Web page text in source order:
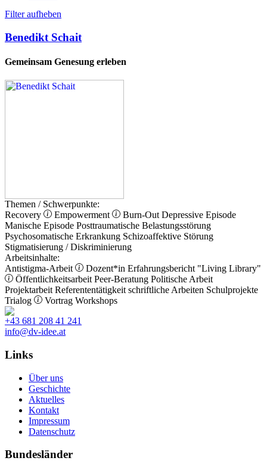
Filter aufheben
Benedikt Schait
Gemeinsam Genesung erleben
Themen / Schwerpunkte:
Recovery
Empowerment Burn-Out Depressive Episode
Manische Episode Posttraumatische Belastungsstörung
Psychosomatische Erkrankung Schizoaffektive Störung
Stigmatisierung / Diskriminierung
Arbeitsinhalte:
Antistigma-Arbeit
Dozent*in Erfahrungsbericht "Living Library"
Öffentlichkeitsarbeit Peer-Beratung Politische Arbeit
Projektarbeit Referententätigkeit schriftliche Arbeiten Schulprojekte
Trialog
Vortrag Workshops
+43 681 208 41 241
info@dv-idee.at
Links
Über uns
Geschichte
Aktuelles
Kontakt
Impressum
Datenschutz
Bundesländer